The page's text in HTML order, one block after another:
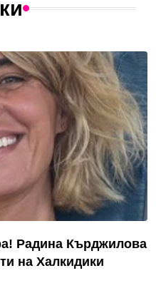
Радина Кърджилова
на Халкидики